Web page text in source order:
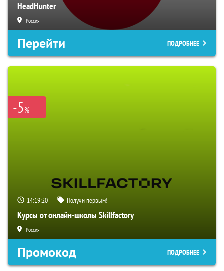
HeadHunter
Россия
Перейти ПОДРОБНЕЕ
-5%
14:19:18 Получи первым!
Курсы от онлайн-школы Skillfactory
Россия
Промокод ПОДРОБНЕЕ